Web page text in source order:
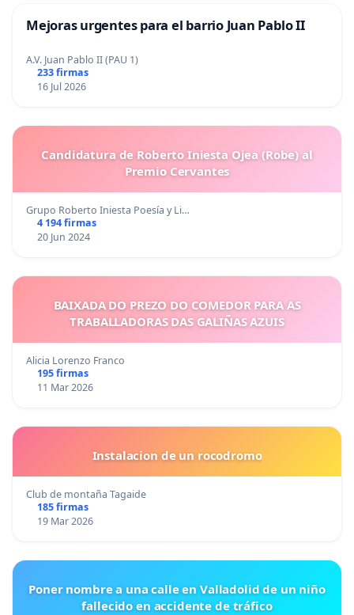
Mejoras urgentes para el barrio Juan Pablo II
A.V. Juan Pablo II (PAU 1)
233 firmas
16 Jul 2026
Candidatura de Roberto Iniesta Ojea (Robe) al
Premio Cervantes
Grupo Roberto Iniesta Poesía y Li…
4 194 firmas
20 Jun 2024
BAIXADA DO PREZO DO COMEDOR PARA AS
TRABALLADORAS DAS GALIÑAS AZUIS
Alicia Lorenzo Franco
195 firmas
11 Mar 2026
Instalacion de un rocodromo
Club de montaña Tagaide
185 firmas
19 Mar 2026
Poner nombre a una calle en Valladolid de un niño
fallecido en accidente de tráfico